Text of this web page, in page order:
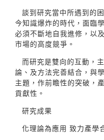
談到研究當中所遇到的
今知識爆炸的時代，面臨
必須不斷地自我進修，以
市場的高度競爭。
而研究是雙向的互動，
論、及方法完善結合，與
主題，作前瞻性的突破，
貢獻性。
研究成果
化理論為應用 致力產學